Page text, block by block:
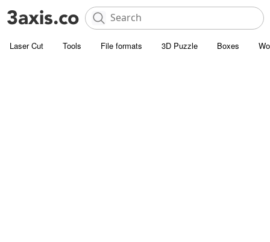
Laser Cut Tools File formats 3D Puzzle Boxes